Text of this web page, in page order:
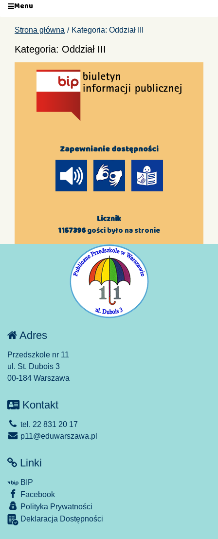
Menu
Zapewnianie dostępności
Licznik
1157396gości było na stronie
Strona główna Kategoria: Oddział III
Kategoria: Oddział III
Adres
Przedszkole nr 11
ul. St. Dubois 3
00-184 Warszawa
Kontakt
tel. 22 831 20 17
p11@eduwarszawa.pl
Linki
BIP
Facebook
Polityka Prywatności
Deklaracja Dostępności